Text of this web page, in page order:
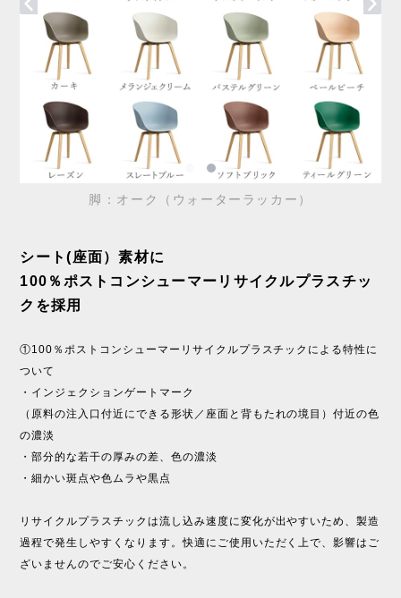
脚：オーク（ウォーターラッカー）
シート(座面）素材に
100％ポストコンシューマーリサイクルプラスチッ
クを採用
①100％ポストコンシューマーリサイクルプラスチックによる特性に
ついて
・インジェクションゲートマーク
（原料の注入口付近にできる形状／座面と背もたれの境目）付近の色
の濃淡
・部分的な若干の厚みの差、色の濃淡
・細かい斑点や色ムラや黒点
リサイクルプラスチックは流し込み速度に変化が出やすいため、製造
過程で発生しやすくなります。快適にご使用いただく上で、影響はご
ざいませんのでご安心ください。